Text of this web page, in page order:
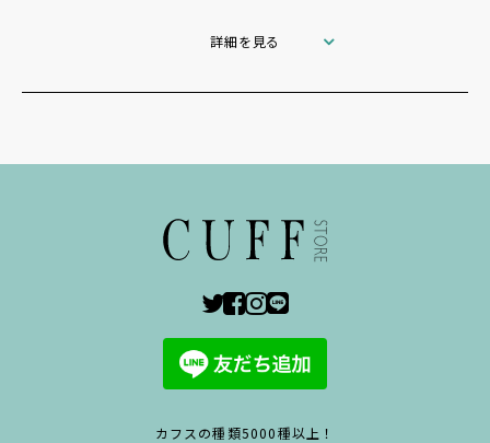
詳細を見る
カフスの種類5000種以上！